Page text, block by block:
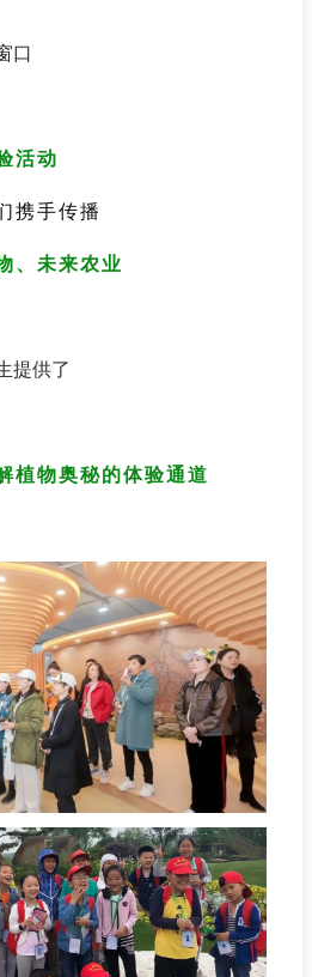
口
活动
携手传播
、未来农业
提供了
植物奥秘的体验通道